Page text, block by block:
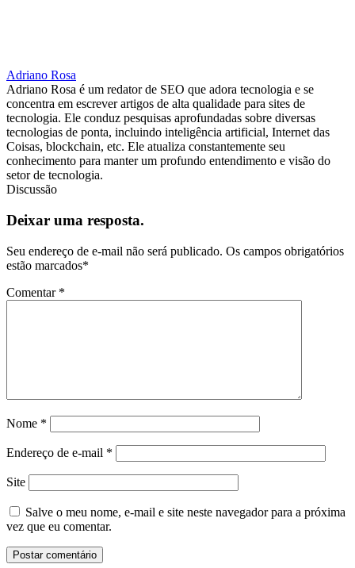
Adriano Rosa
Adriano Rosa é um redator de SEO que adora tecnologia e se
concentra em escrever artigos de alta qualidade para sites de
tecnologia. Ele conduz pesquisas aprofundadas sobre diversas
tecnologias de ponta, incluindo inteligência artificial, Internet das
Coisas, blockchain, etc. Ele atualiza constantemente seu
conhecimento para manter um profundo entendimento e visão do
setor de tecnologia.
Discussão
Deixar uma resposta.
Seu endereço de e-mail não será publicado. Os campos obrigatórios
estão marcados*
Comentar *
Nome *
Endereço de e-mail *
Site
Salve o meu nome, e-mail e site neste navegador para a próxima
vez que eu comentar.